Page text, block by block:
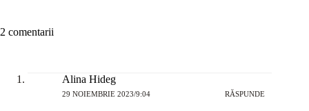
2 comentarii
Alina Hideg
29 NOIEMBRIE 2023/9:04 RĂSPUNDE